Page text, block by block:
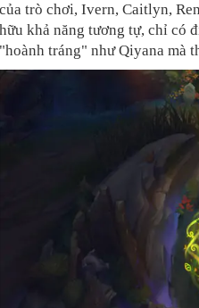
của trò chơi, Ivern, Caitlyn,
hữu khả năng tương tự, chỉ có
"hoành tráng" như Qiyana mà